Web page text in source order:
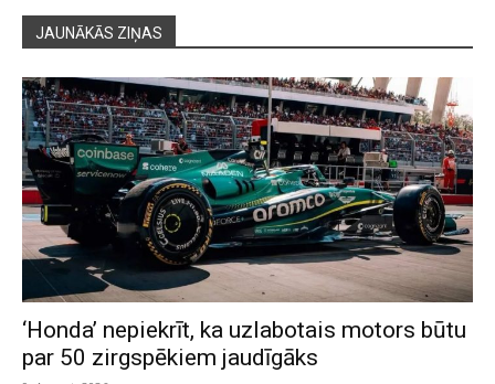
JAUNĀKĀS ZIŅAS
‘Honda’ nepiekrīt, ka uzlabotais motors būtu
par 50 zirgspēkiem jaudīgāks